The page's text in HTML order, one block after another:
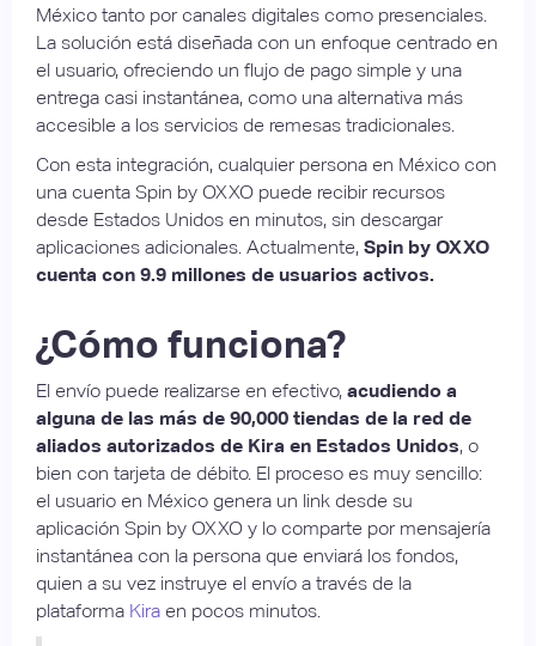
México tanto por canales digitales como presenciales.
La solución está diseñada con un enfoque centrado en
el usuario, ofreciendo un flujo de pago simple y una
entrega casi instantánea, como una alternativa más
accesible a los servicios de remesas tradicionales.
Con esta integración, cualquier persona en México con
una cuenta Spin by OXXO puede recibir recursos
desde Estados Unidos en minutos, sin descargar
aplicaciones adicionales. Actualmente, Spin by OXXO
cuenta con 9.9 millones de usuarios activos.
¿Cómo funciona?
El envío puede realizarse en efectivo, acudiendo a
alguna de las más de 90,000 tiendas de la red de
aliados autorizados de Kira en Estados Unidos, o
bien con tarjeta de débito. El proceso es muy sencillo:
el usuario en México genera un link desde su
aplicación Spin by OXXO y lo comparte por mensajería
instantánea con la persona que enviará los fondos,
quien a su vez instruye el envío a través de la
plataforma Kira en pocos minutos.